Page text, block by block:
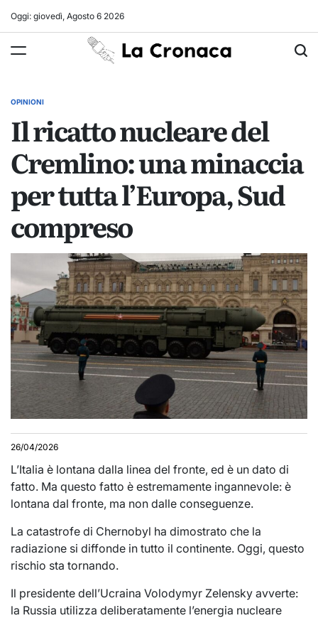
Oggi: giovedì, Agosto 6 2026
La
Cronaca
POSTED
OPINIONI
Il ricatto nucleare del
Cremlino: una minaccia
per tutta l’Europa, Sud
compreso
26/04/2026
L’Italia è lontana dalla linea del fronte, ed è un dato di
fatto. Ma questo fatto è estremamente ingannevole: è
lontana dal fronte, ma non dalle conseguenze.
La catastrofe di Chernobyl ha dimostrato che la
radiazione si diffonde in tutto il continente. Oggi, questo
rischio sta tornando.
Il presidente dell’Ucraina Volodymyr Zelensky avverte:
la Russia utilizza deliberatamente l’energia nucleare